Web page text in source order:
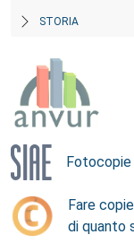
STORIA
Fotocopie
Fare
di quanto